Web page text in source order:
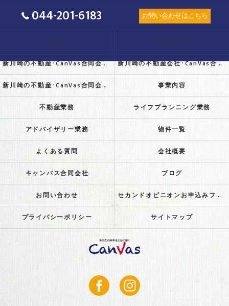
044-201-6183 お問い合わせはこちら
ホーム コンセプト
新川崎の不動産･CanVas合同会社の口コミ情報 新川崎の不動産会社･CanVas合同会社の評判
新川崎の不動産･CanVas合同会社のお客様の声 事業内容
不動産業務 ライフプランニング業務
アドバイザリー業務 物件一覧
よくある質問 会社概要
キャンバス合同会社 ブログ
お問い合わせ セカンドオピニオンお申込みフォーム
プライバシーポリシー サイトマップ